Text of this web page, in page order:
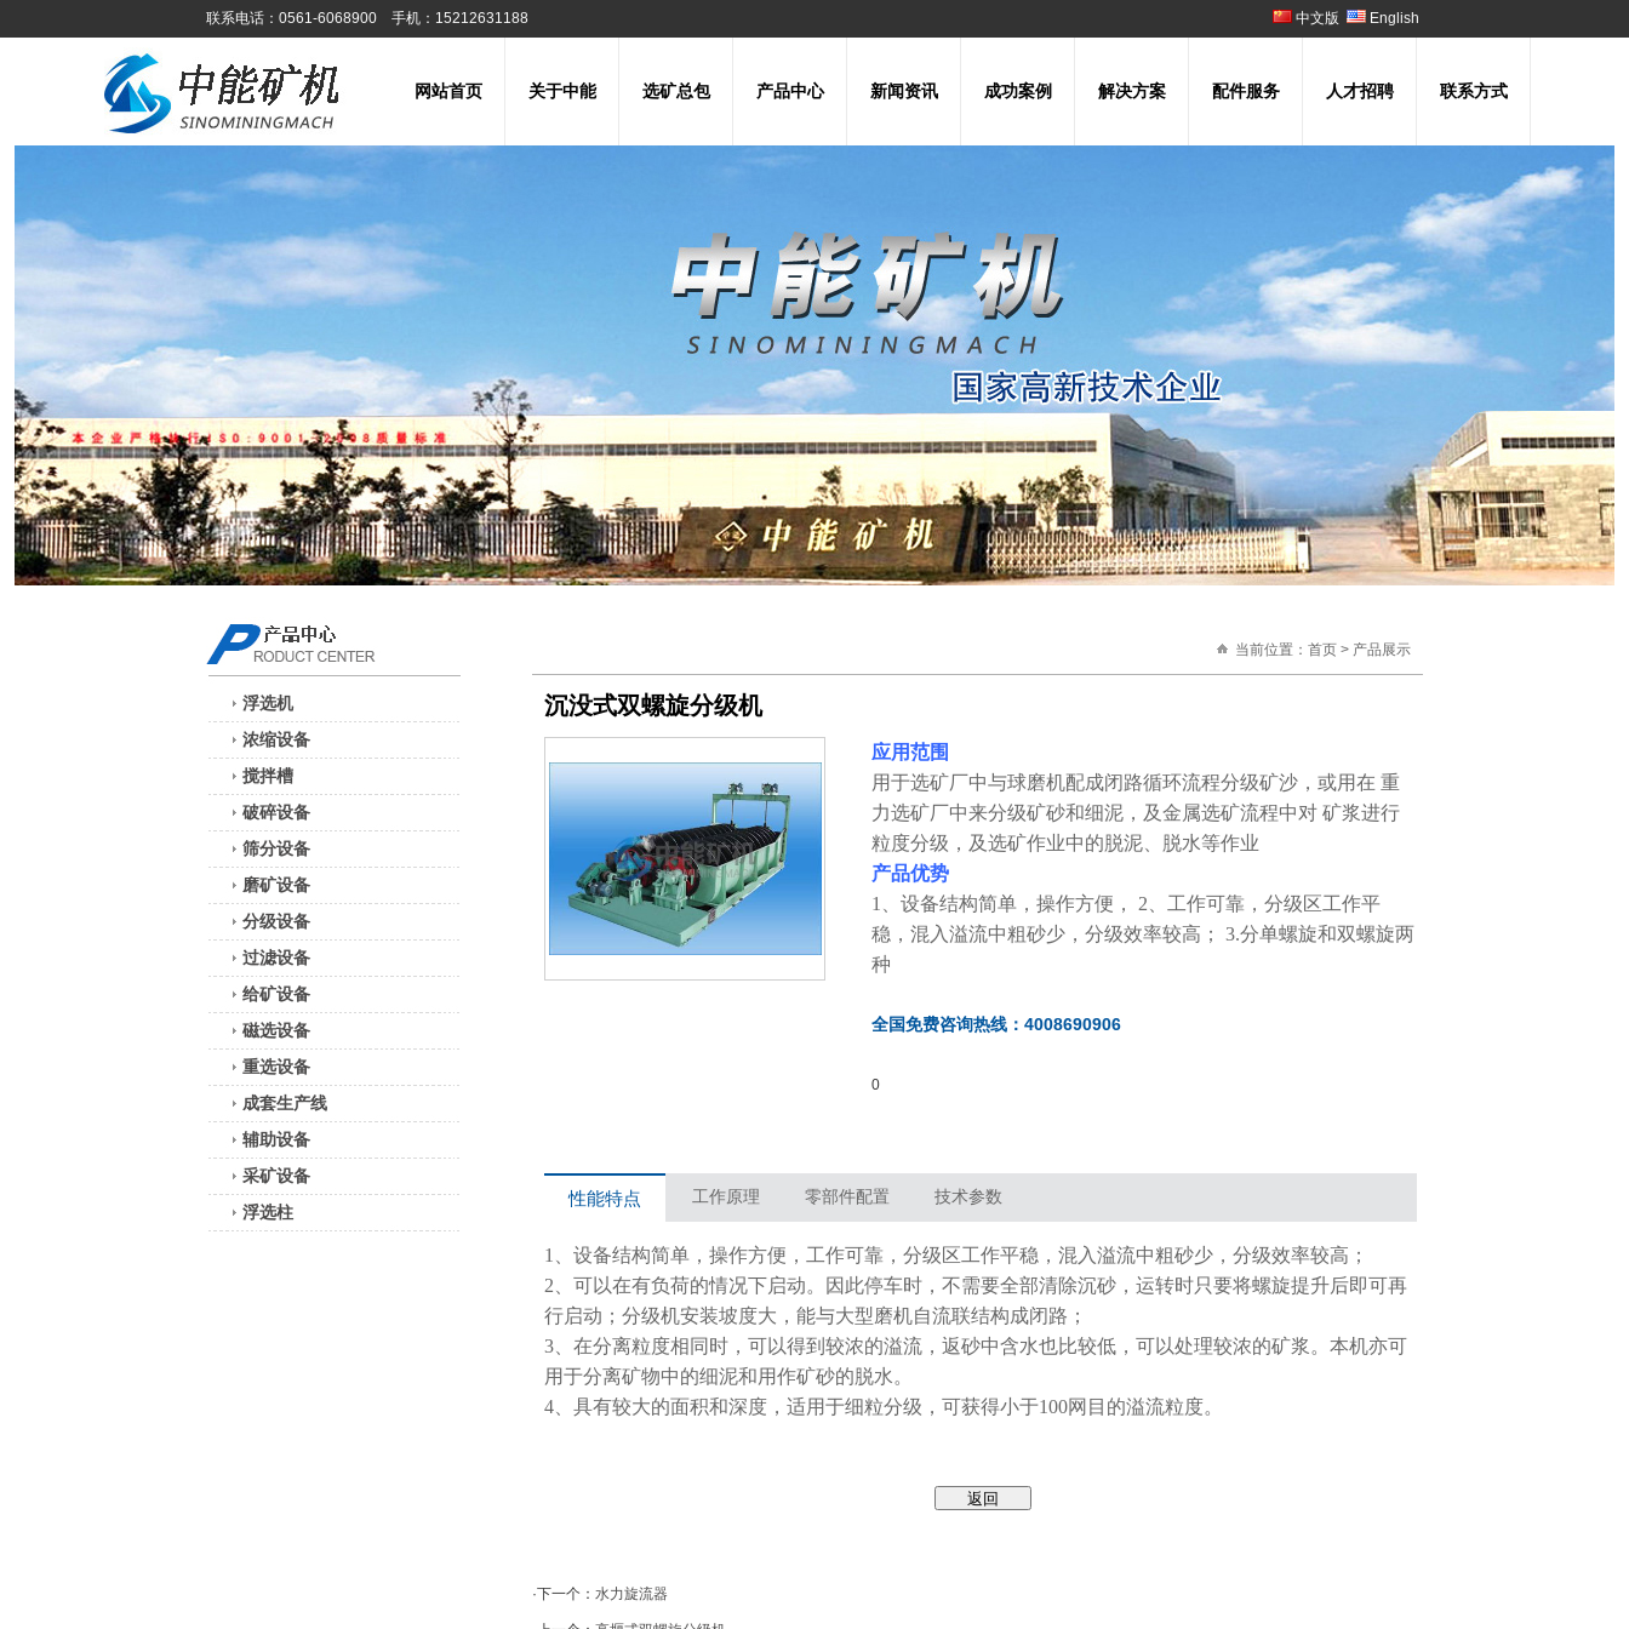
联系电话：0561-6068900 手机：15212631188 中文版 English
网站首页 关于中能 选矿总包 产品中心 新闻资讯 成功案例 解决方案 配件服务 人才招聘 联系方式
浮选机
浓缩设备
搅拌槽
破碎设备
筛分设备
磨矿设备
分级设备
过滤设备
给矿设备
磁选设备
重选设备
成套生产线
辅助设备
采矿设备
浮选柱
当前位置： 首页 > 产品展示
沉没式双螺旋分级机
应用范围
用于选矿厂中与球磨机配成闭路循环流程分级矿沙，或用在 重
力选矿厂中来分级矿砂和细泥，及金属选矿流程中对 矿浆进行
粒度分级，及选矿作业中的脱泥、脱水等作业
产品优势
1、设备结构简单，操作方便， 2、工作可靠，分级区工作平
稳，混入溢流中粗砂少，分级效率较高； 3.分单螺旋和双螺旋两
种
全国免费咨询热线：4008690906
0
性能特点 工作原理 零部件配置 技术参数
1、设备结构简单，操作方便，工作可靠，分级区工作平稳，混入溢流中粗砂少，分级效率较高；
2、可以在有负荷的情况下启动。因此停车时，不需要全部清除沉砂，运转时只要将螺旋提升后即可再
行启动；分级机安装坡度大，能与大型磨机自流联结构成闭路；
3、在分离粒度相同时，可以得到较浓的溢流，返砂中含水也比较低，可以处理较浓的矿浆。本机亦可
用于分离矿物中的细泥和用作矿砂的脱水。
4、具有较大的面积和深度，适用于细粒分级，可获得小于100网目的溢流粒度。
·下一个： 水力旋流器